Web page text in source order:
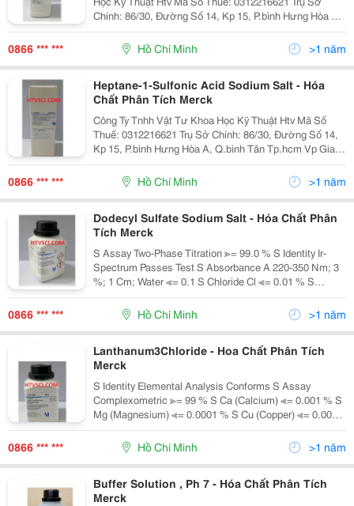
Chính: 86/30, Đường Số 14, Kp 15, P.bình Hưng Hòa A,
Q.bình Tân Tp.hcm Vp Giao Dịch: 549/28/2A Lê Văn
Thọ, P14, Q. Gò Vấp, Tp.hcm
0866 *** *** Hồ Chí Minh >1 năm
Heptane-1-Sulfonic Acid Sodium Salt - Hóa
Chất Phân Tích Merck
Công Ty Tnhh Vật Tư Khoa Học Kỹ Thuật Htv Mã Số
Thuế: 0312216621 Trụ Sở Chính: 86/30, Đường Số 14,
Kp 15, P.bình Hưng Hòa A, Q.bình Tân Tp.hcm Vp Giao
Dịch: 549/28/2A Lê Văn Thọ, P14, Q. Gò Vấp, Tp.hcm
Tel: 08. 66851358/0932 112 883 Fax:
0866 *** *** Hồ Chí Minh >1 năm
Dodecyl Sulfate Sodium Salt - Hóa Chất Phân
Tích Merck
S Assay Two-Phase Titration ≫= 99.0 % S Identity Ir-
Spectrum Passes Test S Absorbance A 220-350 Nm; 3
%; 1 Cm; Water ≪= 0.1 S Chloride Cl ≪= 0.01 % S
Phosphate (Po4) ≪= 0.0001 % S Heavy Metals As Pb ≪=
0.0005 % S Loss
0866 *** *** Hồ Chí Minh >1 năm
Lanthanum3Chloride - Hoa Chất Phân Tích
Merck
S Identity Elemental Analysis Conforms S Assay
Complexometric ≫= 99 % S Ca (Calcium) ≪= 0.001 % S
Mg (Magnesium) ≪= 0.0001 % S Cu (Copper) ≪= 0.0001
% S Fe (Iron) ≪= 0.0001 % S Pb (Lead) ≪= 0.0001 % S
Zn (Zinc)
0866 *** *** Hồ Chí Minh >1 năm
Buffer Solution , Ph 7 - Hóa Chất Phân Tích
Merck